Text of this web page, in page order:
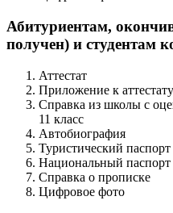
Абитуриентам,
получен) и студентам
Аттестат
Приложение к аттестату
Справка из школы с
11 класс
Автобиография
Туристический паспорт
Национальный паспорт
Справка о прописке
Цифровое фото